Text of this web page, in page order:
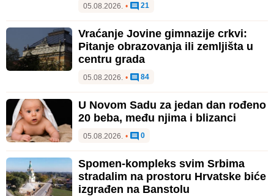
05.08.2026. • 21
Vraćanje Jovine gimnazije crkvi:
Pitanje obrazovanja ili zemljišta u
centru grada
05.08.2026. • 84
U Novom Sadu za jedan dan rođeno
20 beba, među njima i blizanci
05.08.2026. • 0
Spomen-kompleks svim Srbima
stradalim na prostoru Hrvatske biće
izgrađen na Banstolu